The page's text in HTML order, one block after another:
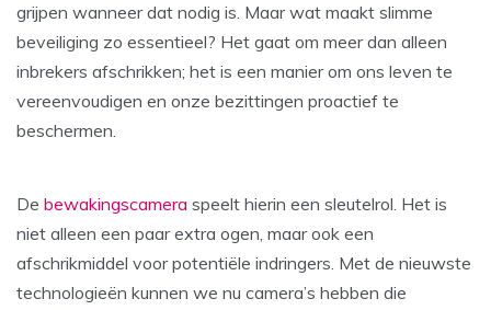
grijpen wanneer dat nodig is. Maar wat maakt slimme
beveiliging zo essentieel? Het gaat om meer dan alleen
inbrekers afschrikken; het is een manier om ons leven te
vereenvoudigen en onze bezittingen proactief te
beschermen.
De bewakingscamera speelt hierin een sleutelrol. Het is
niet alleen een paar extra ogen, maar ook een
afschrikmiddel voor potentiële indringers. Met de nieuwste
technologieën kunnen we nu camera’s hebben die